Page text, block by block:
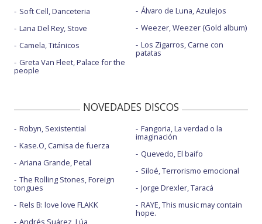
Soft Cell, Danceteria
Lana Del Rey, Stove
Camela, Titánicos
Greta Van Fleet, Palace for the
people
Álvaro de Luna, Azulejos
Weezer, Weezer (Gold album)
Los Zigarros, Carne con
patatas
NOVEDADES DISCOS
Robyn, Sexistential
Kase.O, Camisa de fuerza
Ariana Grande, Petal
The Rolling Stones, Foreign
tongues
Rels B: love love FLAKK
Andrés Suárez, Lúa
Fangoria, La verdad o la
imaginación
Quevedo, El baifo
Siloé, Terrorismo emocional
Jorge Drexler, Taracá
RAYE, This music may contain
hope.